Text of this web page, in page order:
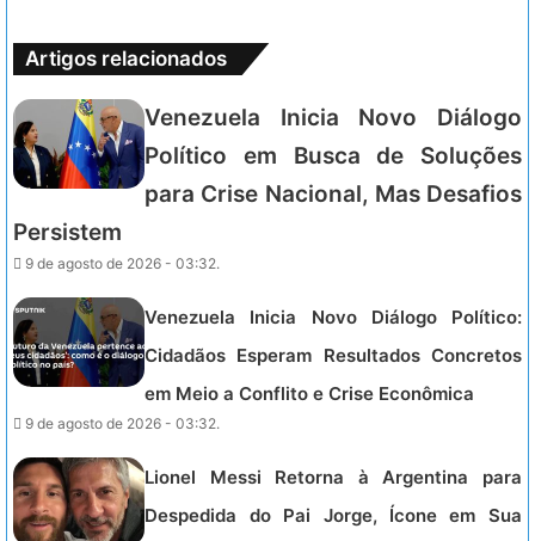
Artigos relacionados
Venezuela Inicia Novo Diálogo
Político em Busca de Soluções
para Crise Nacional, Mas Desafios
Persistem
9 de agosto de 2026 - 03:32.
Venezuela Inicia Novo Diálogo Político:
Cidadãos Esperam Resultados Concretos
em Meio a Conflito e Crise Econômica
9 de agosto de 2026 - 03:32.
Lionel Messi Retorna à Argentina para
Despedida do Pai Jorge, Ícone em Sua